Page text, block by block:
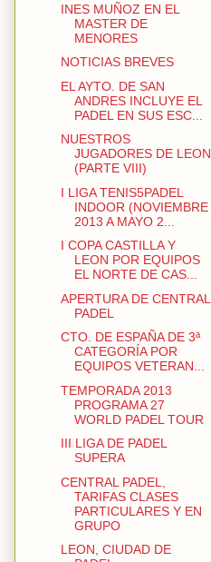
INES MUÑOZ EN EL
MASTER DE
MENORES
NOTICIAS BREVES
EL AYTO. DE SAN
ANDRES INCLUYE EL
PADEL EN SUS ESC...
NUESTROS
JUGADORES DE LEON
(PARTE VIII)
I LIGA TENIS5PADEL
INDOOR (NOVIEMBRE
2013 A MAYO 2...
I COPA CASTILLA Y
LEON POR EQUIPOS
EL NORTE DE CAS...
APERTURA DE CENTRAL
PADEL
CTO. DE ESPAÑA DE 3ª
CATEGORÍA POR
EQUIPOS VETERAN...
TEMPORADA 2013
PROGRAMA 27
WORLD PADEL TOUR
III LIGA DE PADEL
SUPERA
CENTRAL PADEL,
TARIFAS CLASES
PARTICULARES Y EN
GRUPO
LEON, CIUDAD DE